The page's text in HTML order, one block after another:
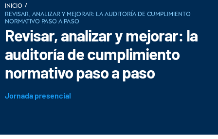
INICIO /
Revisar, analizar y mejorar: la auditoría de cumplimiento
normativo paso a paso
Revisar, analizar y mejorar: la
auditoría de cumplimiento
normativo paso a paso
Jornada presencial